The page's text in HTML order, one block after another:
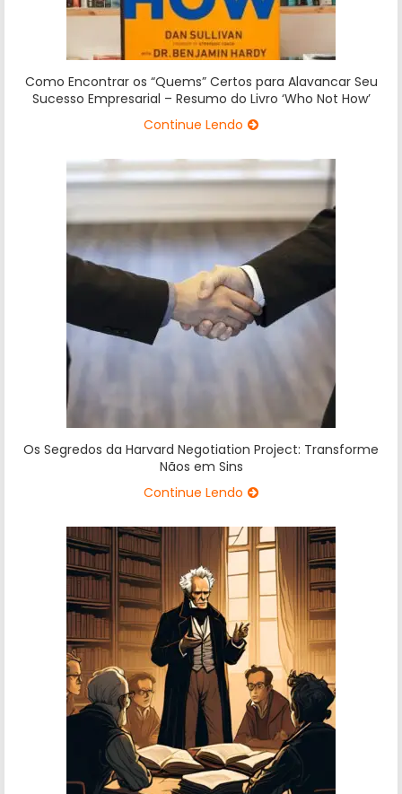
Como Encontrar os “Quems” Certos para Alavancar Seu
Sucesso Empresarial – Resumo do Livro ‘Who Not How’
Continue Lendo
Os Segredos da Harvard Negotiation Project: Transforme
Nãos em Sins
Continue Lendo